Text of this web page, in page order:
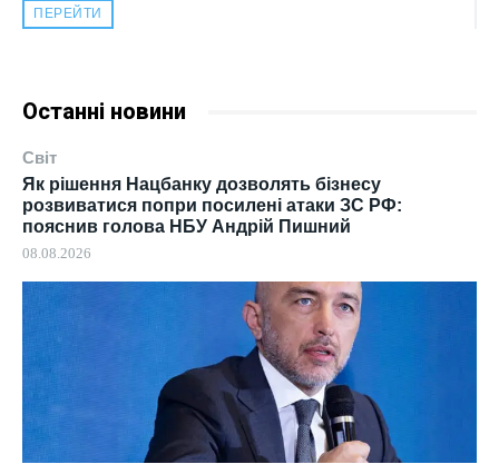
ПЕРЕЙТИ
Останні новини
Світ
Як рішення Нацбанку дозволять бізнесу
розвиватися попри посилені атаки ЗС РФ:
пояснив голова НБУ Андрій Пишний
08.08.2026